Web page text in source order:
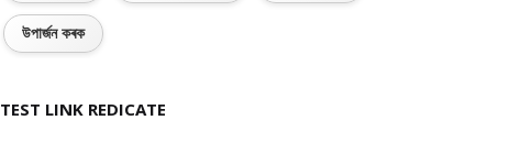
উপাৰ্জন কৰক
TEST LINK REDICATE